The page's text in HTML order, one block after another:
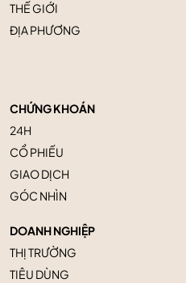
THẾ GIỚI
ĐỊA PHƯƠNG
CHỨNG KHOÁN
24H
CỔ PHIẾU
GIAO DỊCH
GÓC NHÌN
DOANH NGHIỆP
THỊ TRƯỜNG
TIÊU DÙNG